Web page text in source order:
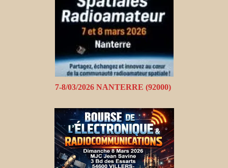
7-8/03/2026 NANTERRE (92000)